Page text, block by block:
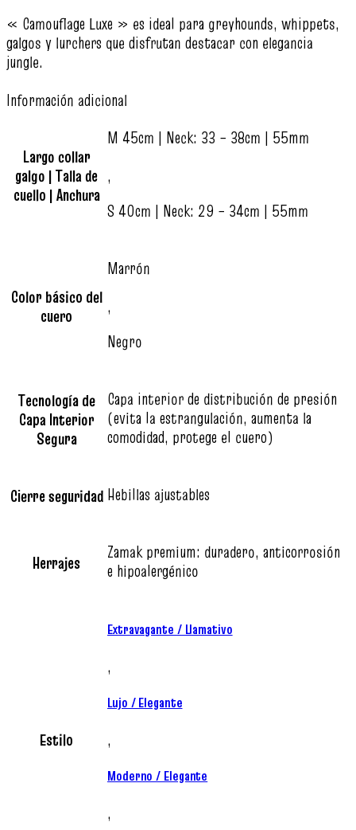
« Camouflage Luxe » es ideal para greyhounds, whippets,
galgos y lurchers que disfrutan destacar con elegancia
jungle.
Información adicional
Largo collar
galgo | Talla de
cuello | Anchura
M 45cm | Neck: 33 – 38cm | 55mm
,
S 40cm | Neck: 29 – 34cm | 55mm
Color básico del
cuero
Marrón
,
Negro
Tecnología de
Capa Interior
Segura
Capa interior de distribución de presión
(evita la estrangulación, aumenta la
comodidad, protege el cuero)
Cierre seguridad Hebillas ajustables
Herrajes
Zamak premium: duradero, anticorrosión
e hipoalergénico
Estilo
Extravagante / Llamativo
,
Lujo / Elegante
,
Moderno / Elegante
,